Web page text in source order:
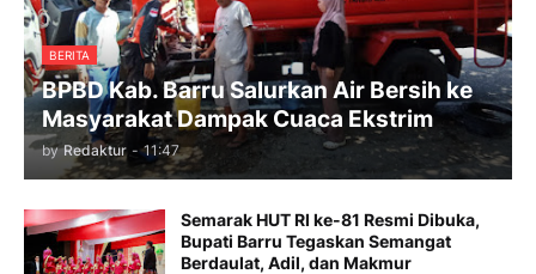
BERITA
BPBD Kab. Barru Salurkan Air Bersih ke
Masyarakat Dampak Cuaca Ekstrim
by Redaktur - 11:47
Semarak HUT RI ke-81 Resmi Dibuka,
Bupati Barru Tegaskan Semangat
Berdaulat, Adil, dan Makmur